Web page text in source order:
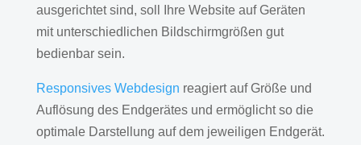
ausgerichtet sind, soll Ihre Website auf Geräten
mit unterschiedlichen Bildschirmgrößen gut
bedienbar sein.
Responsives Webdesign reagiert auf Größe und
Auflösung des Endgerätes und ermöglicht so die
optimale Darstellung auf dem jeweiligen Endgerät.